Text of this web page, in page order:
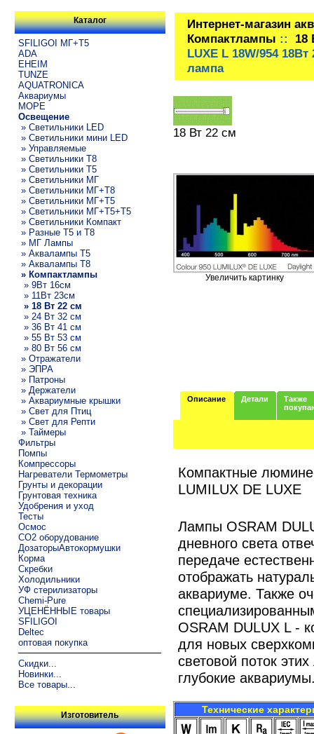
Каталог
SFILIGOI МГ+Т5
ADA
EHEIM
TUNZE
AQUATRONICA
Аквариумы
МОРЕ
Освещение
» Светильники LED
» Светильники мини LED
» Управляемые
» Светильники T8
» Светильники T5
» Светильники МГ
» Светильники МГ+T8
» Светильники МГ+T5
» Светильники МГ+T5+T5
» Светильники Компакт
» Разные T5 и T8
» МГ Лампы
» Аквалампы T5
» Аквалампы T8
» Компактлампы
» 9Вт 16см
» 11Вт 23см
» 18 Вт 22 см
» 24 Вт 32 см
» 36 Вт 41 см
» 55 Вт 53 см
» 80 Вт 56 см
» Отражатели
» ЭПРА
» Патроны
» Держатели
» Аквариумные крышки
» Свет для Птиц
» Свет для Репти
» Таймеры
Фильтры
Помпы
Компрессоры
Нагреватели Термометры
Грунты и декорации
Грунтовая техника
Удобрения и уход
Тесты
Осмос
CO2 оборудование
ДозаторыАвтокормушки
Корма
Скребки
Холодильники
УФ стерилизаторы
Chemi-Pure
УЦЕНЁННЫЕ товары
SFILIGOI
Deltec
оптовая покупка
Скидки...
Новинки...
Все товары...
Изготовитель
Интернет-магазин
Компактлампы :: 18
LUXE L 18W/954
лампа
18 Вт 22 см
Увеличить картинку
Описание Детали
Также
Компактные
LUMILUX DE LUXE
Лампы OSRAM
дневного света
передаче
отображать
аквариуме. Также
OSRAM DULUX L -
для новых
световой поток
глубокие
Технические